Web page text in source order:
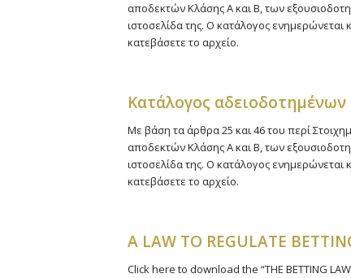
αποδεκτών Κλάσης Α και Β, των
ιστοσελίδα της. Ο κατάλογος ενημερώνεται
κατεβάσετε το αρχείο.
Kατάλογος
Με βάση τα άρθρα 25 και 46 του περί
αποδεκτών Κλάσης Α και Β, των
ιστοσελίδα της. Ο κατάλογος ενημερώνεται
κατεβάσετε το αρχείο.
A LAW TO REGULATE
Click here to download the “THE BETTING LAW